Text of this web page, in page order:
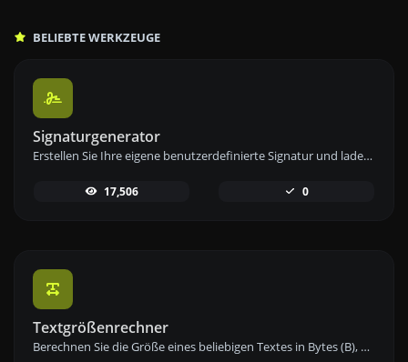
BELIEBTE WERKZEUGE
Signaturgenerator
Erstellen Sie Ihre eigene benutzerdefinierte Signatur und laden Sie sie einfach mit unserem Signaturgenerator-Tool für personalisierte E-Signaturen herunter.
17,506 0
Textgrößenrechner
Berechnen Sie die Größe eines beliebigen Textes in Bytes (B), Kilobytes (KB) oder Megabytes (MB) mit unserem Textgrößenrechner.